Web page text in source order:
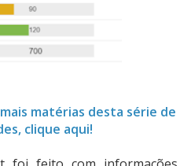
matérias desta série de
clique aqui!